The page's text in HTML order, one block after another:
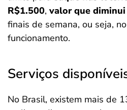
R$1.500, valor que
finais de semana, ou seja,
funcionamento.
Serviços
No Brasil, existem mais de